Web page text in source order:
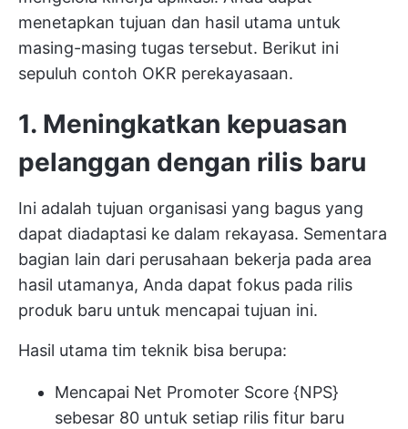
menetapkan tujuan dan hasil utama untuk
masing-masing tugas tersebut. Berikut ini
sepuluh contoh OKR perekayasaan.
1. Meningkatkan kepuasan
pelanggan dengan rilis baru
Ini adalah tujuan organisasi yang bagus yang
dapat diadaptasi ke dalam rekayasa. Sementara
bagian lain dari perusahaan bekerja pada area
hasil utamanya, Anda dapat fokus pada rilis
produk baru untuk mencapai tujuan ini.
Hasil utama tim teknik bisa berupa:
Mencapai Net Promoter Score {NPS}
sebesar 80 untuk setiap rilis fitur baru